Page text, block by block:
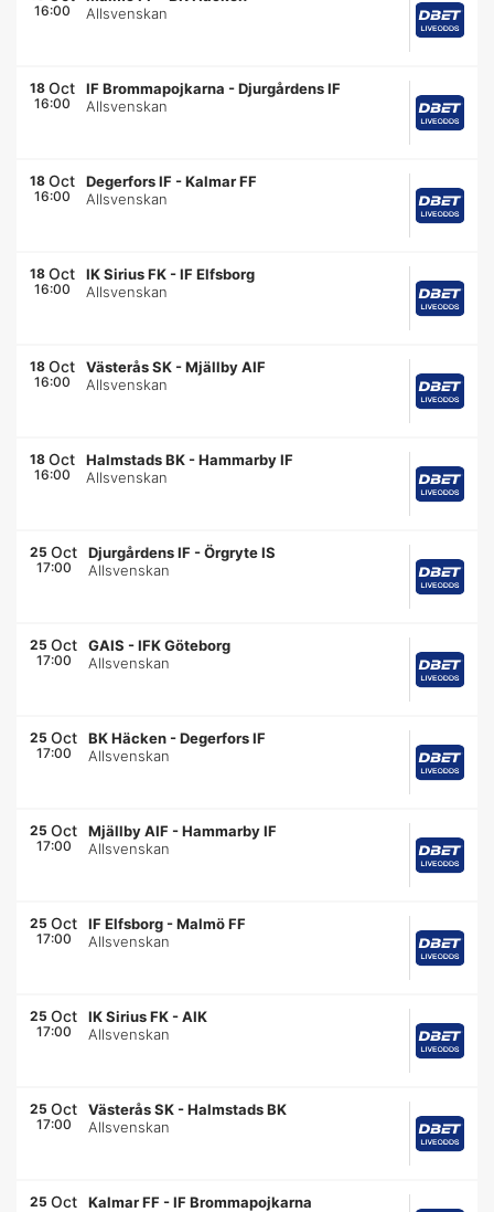
16:00
Allsvenskan
18 Oct
16:00
IF Brommapojkarna -Djurgårdens IF
Allsvenskan
18 Oct
16:00
Degerfors IF -Kalmar FF
Allsvenskan
18 Oct
16:00
IK Sirius FK -IF Elfsborg
Allsvenskan
18 Oct
16:00
Västerås SK -Mjällby AIF
Allsvenskan
18 Oct
16:00
Halmstads BK -Hammarby IF
Allsvenskan
25 Oct
17:00
Djurgårdens IF -Örgryte IS
Allsvenskan
25 Oct
17:00
GAIS -IFK Göteborg
Allsvenskan
25 Oct
17:00
BK Häcken -Degerfors IF
Allsvenskan
25 Oct
17:00
Mjällby AIF -Hammarby IF
Allsvenskan
25 Oct
17:00
IF Elfsborg -Malmö FF
Allsvenskan
25 Oct
17:00
IK Sirius FK -AIK
Allsvenskan
25 Oct
17:00
Västerås SK -Halmstads BK
Allsvenskan
25 Oct Kalmar FF -IF Brommapojkarna